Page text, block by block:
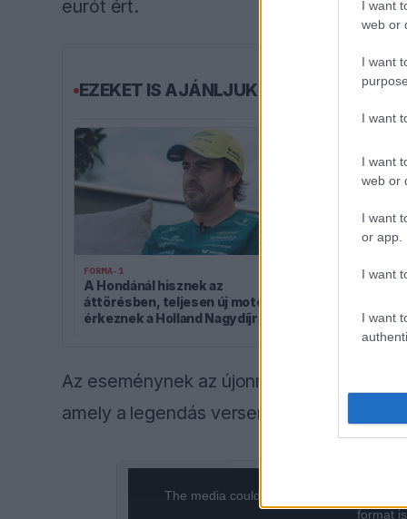
I want
web or
I want
I want
I want
web or
I want
or app.
I want
I want
eurót ért.
EZEKET IS AJÁNLJUK
FORMA-1
A Hondánál hisznek az
áttörésben, teljesen új motorral
érkeznek a Holland Nagydíjra az
A szakértő